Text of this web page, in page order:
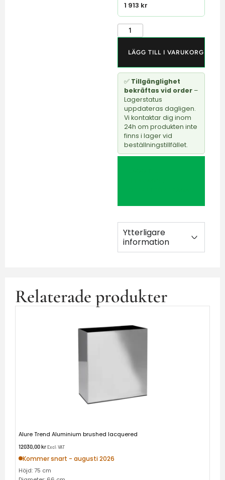
1 913 kr
LÄGG TILL I VARUKORG
✅ Tillgänglighet
bekräftas vid order –
Lagerstatus
uppdateras dagligen.
Vi kontaktar dig inom
24h om produkten inte
finns i lager vid
beställningstillfället.
Ytterligare
information
Relaterade produkter
Alure Trend Aluminium brushed lacquered
12030,00krExcl. VAT
Kommer snart - augusti 2026
Höjd: 75 cm